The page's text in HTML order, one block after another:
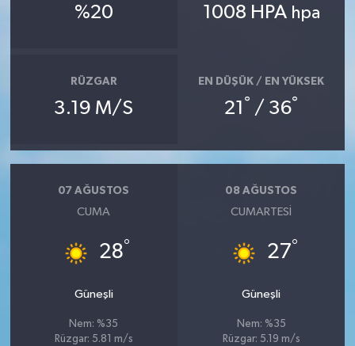
%20 1008 HPA hpa
RÜZGAR
3.19 M/S
EN DÜŞÜK / EN YÜKSEK
21 ° / 36°
07 AĞUSTOS
CUMA
28°
Güneşli
Nem: %35
Rüzgar: 5.81 m/s
08 AĞUSTOS
CUMARTESI
27°
Güneşli
Nem: %35
Rüzgar: 5.19 m/s